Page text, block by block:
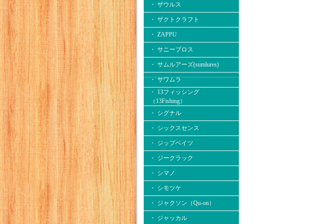
・ ザウルス
・ ザクトクラフト
・ ZAPPU
・ サニーブロス
・ サムルアーズ(sumlures)
・ サワムラ
・ 13フィッシング
（13Fishing）
・ シグナル
・ シックスセンス
・ ジップベイツ
・ ジークラック
・ シマノ
・ シモツケ
・ ジャクソン（Qu-on）
・ ジャッカル